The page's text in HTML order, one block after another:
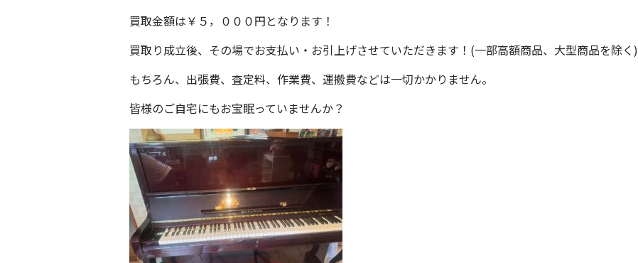
買取金額は￥５，０００円となります！
買取り成立後、その場でお支払い・お引上げさせていただきます！(一部高額商品、大型商品を除く)
もちろん、出張費、査定料、作業費、運搬費などは一切かかりません。
皆様のご自宅にもお宝眠っていませんか？